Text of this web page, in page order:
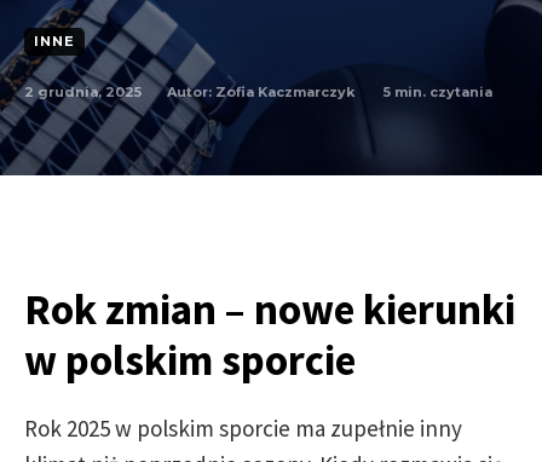
INNE
2 grudnia, 2025 Autor: Zofia Kaczmarczyk 5 min. czytania
Rok zmian – nowe kierunki
w polskim sporcie
Rok 2025 w polskim sporcie ma zupełnie inny